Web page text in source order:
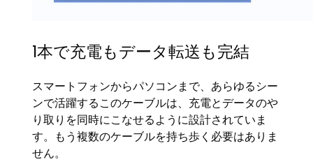
1本で充電もデータ転送も完結
スマートフォンからパソコンまで、あらゆるシー
ンで活躍するこのケーブルは、充電とデータのや
り取りを同時にこなせるように設計されていま
す。もう複数のケーブルを持ち歩く必要はありま
せん。